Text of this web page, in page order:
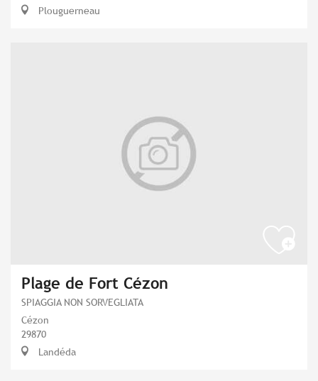
Plouguerneau
Plage de Fort Cézon
SPIAGGIA NON SORVEGLIATA
Cézon
29870
Landéda